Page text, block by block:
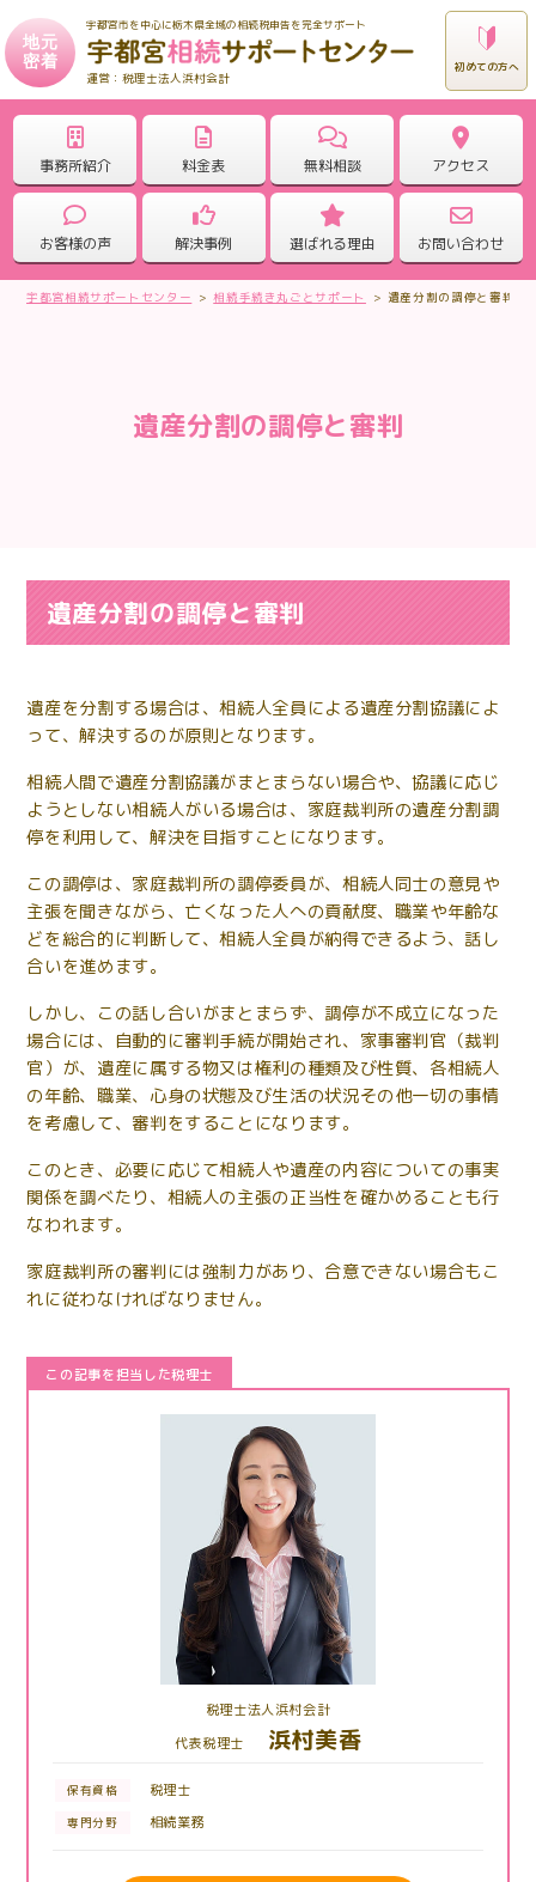
宇都宮市を中心に栃木県全域の相続税申告を完全サポート
地元
密着
税理士法人浜村会計
初めての方へ
事務所紹介 料金表 無料相談 アクセス
お客様の声 解決事例 選ばれる理由 お問い合わせ
宇都宮相続サポートセンター >相続手続き丸ごとサポート > 遺産分割の調停と審判
遺産分割の調停と審判
遺産分割の調停と審判
遺産を分割する場合は、相続人全員による遺産分割協議によ
って、解決するのが原則となります。
相続人間で遺産分割協議がまとまらない場合や、協議に応じ
ようとしない相続人がいる場合は、家庭裁判所の遺産分割調
停を利用して、解決を目指すことになります。
この調停は、家庭裁判所の調停委員が、相続人同士の意見や
主張を聞きながら、亡くなった人への貢献度、職業や年齢な
どを総合的に判断して、相続人全員が納得できるよう、話し
合いを進めます。
しかし、この話し合いがまとまらず、調停が不成立になった
場合には、自動的に審判手続が開始され、家事審判官（裁判
官）が、遺産に属する物又は権利の種類及び性質、各相続人
の年齢、職業、心身の状態及び生活の状況その他一切の事情
を考慮して、審判をすることになります。
このとき、必要に応じて相続人や遺産の内容についての事実
関係を調べたり、相続人の主張の正当性を確かめることも行
なわれます。
家庭裁判所の審判には強制力があり、合意できない場合もこ
れに従わなければなりません。
この記事を担当した税理士
税理士法人浜村会計
代表税理士
浜村美香
保有資格 税理士
専門分野 相続業務